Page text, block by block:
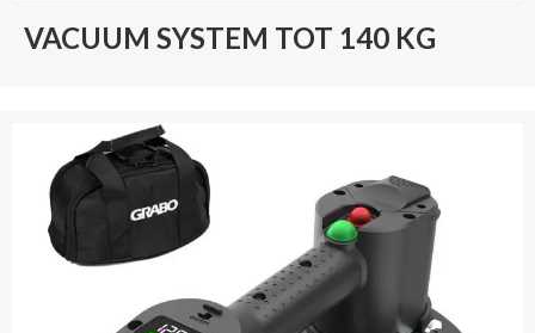
VACUUM SYSTEM TOT 140 KG